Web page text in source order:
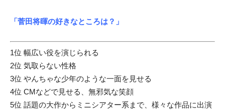
「菅田将暉の好きなところは？」
1位 幅広い役を演じられる
2位 気取らない性格
3位 やんちゃな少年のような一面を見せる
4位 CMなどで見せる、無邪気な笑顔
5位 話題の大作からミニシアター系まで、様々な作品に出演